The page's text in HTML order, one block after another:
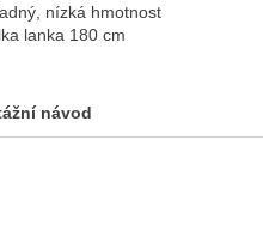
nízká hmotnost
lanka 180 cm
návod